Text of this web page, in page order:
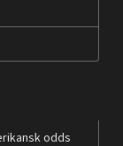
odds